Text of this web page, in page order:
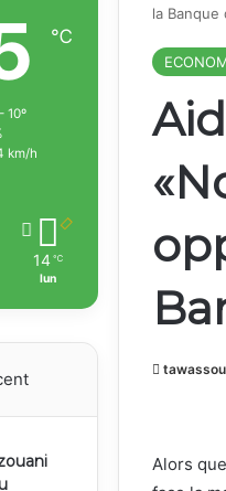
la Banque
Alors
℃
10º
km/h
14 ℃
lun